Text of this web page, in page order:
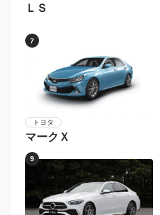
ＬＳ
7
トヨタ
マークＸ
9